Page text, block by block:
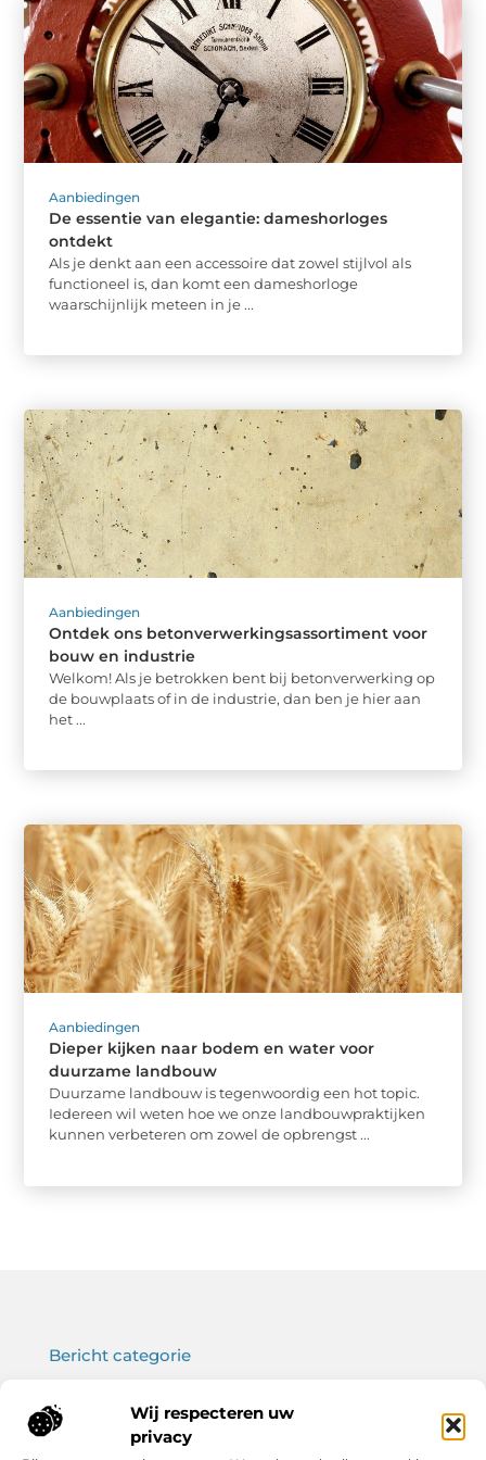
Wij respecteren uw
privacy
Aanbiedingen
De essentie van elegantie: dameshorloges
ontdekt
Als je denkt aan een accessoire dat zowel stijlvol als
functioneel is, dan komt een dameshorloge
waarschijnlijk meteen in je ...
Aanbiedingen
Ontdek ons betonverwerkingsassortiment voor
bouw en industrie
Welkom! Als je betrokken bent bij betonverwerking op
de bouwplaats of in de industrie, dan ben je hier aan
het ...
Aanbiedingen
Dieper kijken naar bodem en water voor
duurzame landbouw
Duurzame landbouw is tegenwoordig een hot topic.
Iedereen wil weten hoe we onze landbouwpraktijken
kunnen verbeteren om zowel de opbrengst ...
Bericht categorie